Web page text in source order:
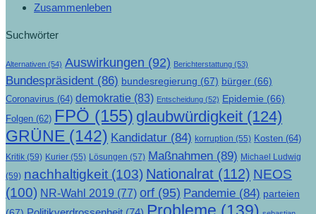
Zusammenleben
Suchwörter
Alternativen (54) Auswirkungen (92) Berichterstattung (53)
Bundespräsident (86) bundesregierung (67) bürger (66)
Coronavirus (64) demokratie (83) Entscheidung (52) Epidemie (66)
Folgen (62) FPÖ (155) glaubwürdigkeit (124)
GRÜNE (142) Kandidatur (84) korruption (55) Kosten (64)
Kritik (59) Kurier (55) Lösungen (57) Maßnahmen (89) Michael Ludwig
(59) nachhaltigkeit (103) Nationalrat (112) NEOS
(100) NR-Wahl 2019 (77) orf (95) Pandemie (84) parteien